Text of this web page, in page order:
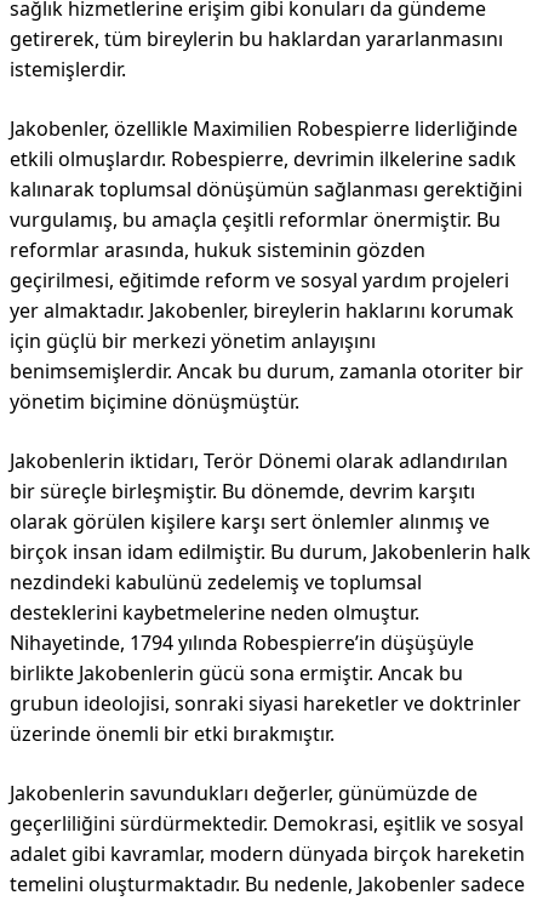
sağlık hizmetlerine erişim gibi konuları da gündeme
getirerek, tüm bireylerin bu haklardan yararlanmasını
istemişlerdir.
Jakobenler, özellikle Maximilien Robespierre liderliğinde
etkili olmuşlardır. Robespierre, devrimin ilkelerine sadık
kalınarak toplumsal dönüşümün sağlanması gerektiğini
vurgulamış, bu amaçla çeşitli reformlar önermiştir. Bu
reformlar arasında, hukuk sisteminin gözden
geçirilmesi, eğitimde reform ve sosyal yardım projeleri
yer almaktadır. Jakobenler, bireylerin haklarını korumak
için güçlü bir merkezi yönetim anlayışını
benimsemişlerdir. Ancak bu durum, zamanla otoriter bir
yönetim biçimine dönüşmüştür.
Jakobenlerin iktidarı, Terör Dönemi olarak adlandırılan
bir süreçle birleşmiştir. Bu dönemde, devrim karşıtı
olarak görülen kişilere karşı sert önlemler alınmış ve
birçok insan idam edilmiştir. Bu durum, Jakobenlerin halk
nezdindeki kabulünü zedelemiş ve toplumsal
desteklerini kaybetmelerine neden olmuştur.
Nihayetinde, 1794 yılında Robespierre’in düşüşüyle
birlikte Jakobenlerin gücü sona ermiştir. Ancak bu
grubun ideolojisi, sonraki siyasi hareketler ve doktrinler
üzerinde önemli bir etki bırakmıştır.
Jakobenlerin savundukları değerler, günümüzde de
geçerliliğini sürdürmektedir. Demokrasi, eşitlik ve sosyal
adalet gibi kavramlar, modern dünyada birçok hareketin
temelini oluşturmaktadır. Bu nedenle, Jakobenler sadece